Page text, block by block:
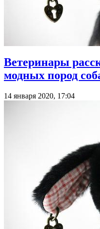
Ветеринары
модных пород
14 января 2020, 17:04